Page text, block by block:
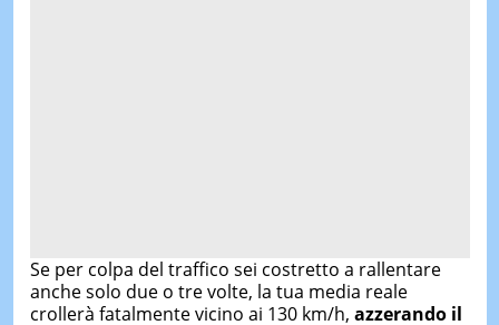
Se per colpa del traffico sei costretto a rallentare
anche solo due o tre volte, la tua media reale
crollerà fatalmente vicino ai 130 km/h, azzerando il